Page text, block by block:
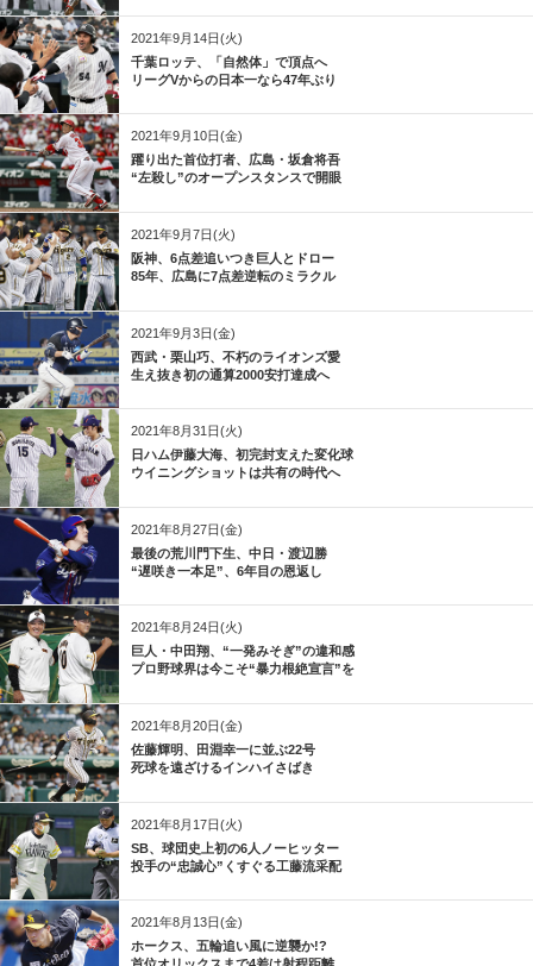
2021年9月14日(火)
千葉ロッテ、「自然体」で頂点へ
リーグVからの日本一なら47年ぶり
2021年9月10日(金)
躍り出た首位打者、広島・坂倉将吾
“左殺し”のオープンスタンスで開眼
2021年9月7日(火)
阪神、6点差追いつき巨人とドロー
85年、広島に7点差逆転のミラクル
2021年9月3日(金)
西武・栗山巧、不朽のライオンズ愛
生え抜き初の通算2000安打達成へ
2021年8月31日(火)
日ハム伊藤大海、初完封支えた変化球
ウイニングショットは共有の時代へ
2021年8月27日(金)
最後の荒川門下生、中日・渡辺勝
“遅咲き一本足”、6年目の恩返し
2021年8月24日(火)
巨人・中田翔、“一発みそぎ”の違和感
プロ野球界は今こそ“暴力根絶宣言”を
2021年8月20日(金)
佐藤輝明、田淵幸一に並ぶ22号
死球を遠ざけるインハイさばき
2021年8月17日(火)
SB、球団史上初の6人ノーヒッター
投手の“忠誠心”くすぐる工藤流采配
2021年8月13日(金)
ホークス、五輪追い風に逆襲か!?